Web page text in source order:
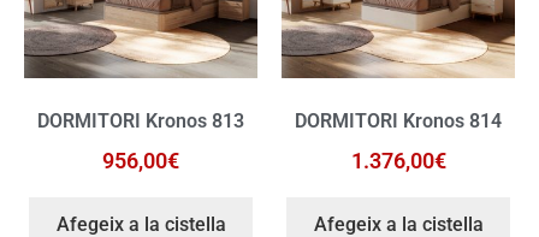
DORMITORI Kronos 813
956,00€
Afegeix a la cistella
DORMITORI Kronos 814
1.376,00€
Afegeix a la cistella